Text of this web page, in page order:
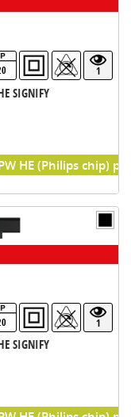
1
SIGNIFY
HE (Philips chip)
1
SIGNIFY